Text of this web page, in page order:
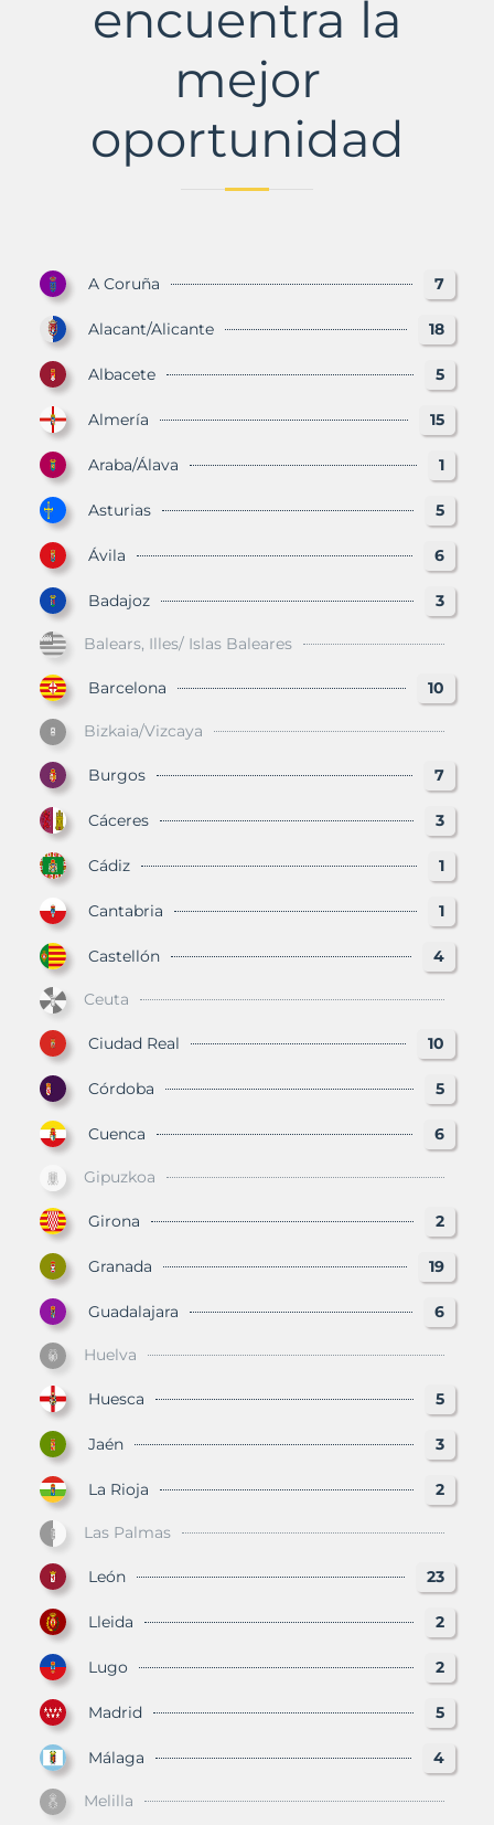
encuentra la
mejor
oportunidad
A Coruña 7
Alacant/Alicante 18
Albacete 5
Almería 15
Araba/Álava 1
Asturias 5
Ávila 6
Badajoz 3
Balears, Illes/ Islas Baleares
Barcelona 10
Bizkaia/Vizcaya
Burgos 7
Cáceres 3
Cádiz 1
Cantabria 1
Castellón 4
Ceuta
Ciudad Real 10
Córdoba 5
Cuenca 6
Gipuzkoa
Girona 2
Granada 19
Guadalajara 6
Huelva
Huesca 5
Jaén 3
La Rioja 2
Las Palmas
León 23
Lleida 2
Lugo 2
Madrid 5
Málaga 4
Melilla